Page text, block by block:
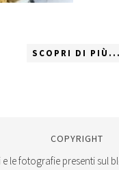
SCOPRI DI PIÙ...
COPYRIGHT
le fotografie presenti sul